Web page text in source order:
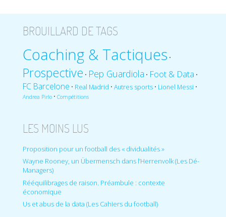
BROUILLARD DE TAGS
Coaching & Tactiques•
Prospective • Pep Guardiola • Foot & Data •
FC Barcelone • Real Madrid • Autres sports• Lionel Messi •
Andrea Pirlo• Compétitions
LES MOINS LUS
Proposition pour un football des « dividualités »
Wayne Rooney, un Übermensch dans l’Herrenvolk (Les Dé-
Managers)
Rééquilibrages de raison. Préambule : contexte
économique
Us et abus de la data (Les Cahiers du football)